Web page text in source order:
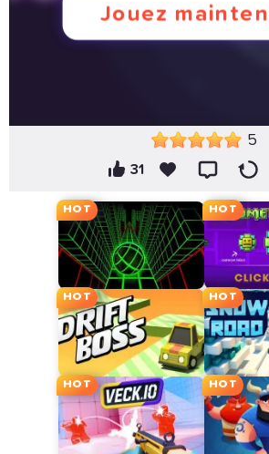
5
31
HOT HOT
HOT HOT
HOT HOT